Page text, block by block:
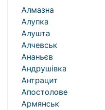
Алмазна
Алупка
Алушта
Алчевськ
Ананьєв
Андрушівка
Антрацит
Апостолове
Армянськ